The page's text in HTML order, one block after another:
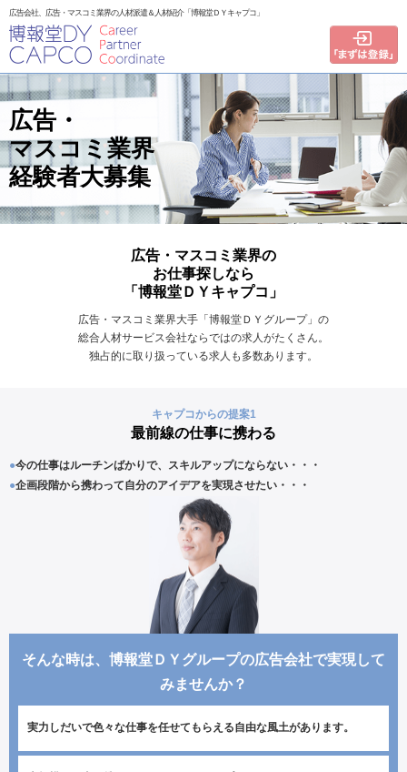
広告会社、広告・マスコミ業界の人材派遣＆人材紹介「博報堂ＤＹキャプコ」
広告・
マスコミ業界
経験者大募集
広告・マスコミ業界の
お仕事探しなら
「博報堂ＤＹキャプコ」
広告・マスコミ業界大手「博報堂ＤＹグループ」の
総合人材サービス会社ならではの求人がたくさん。
独占的に取り扱っている求人も多数あります。
キャプコからの提案1
最前線の仕事に携わる
●今の仕事はルーチンばかりで、スキルアップにならない・・・
●企画段階から携わって自分のアイデアを実現させたい・・・
そんな時は、博報堂ＤＹグループの広告会社で実現して
みませんか？
実力しだいで色々な仕事を任せてもらえる自由な風土があります。